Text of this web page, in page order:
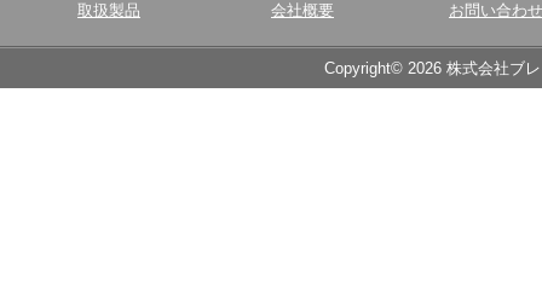
取扱製品 会社概要 お問い合わせ
Copyright© 2026 株式会社ブ